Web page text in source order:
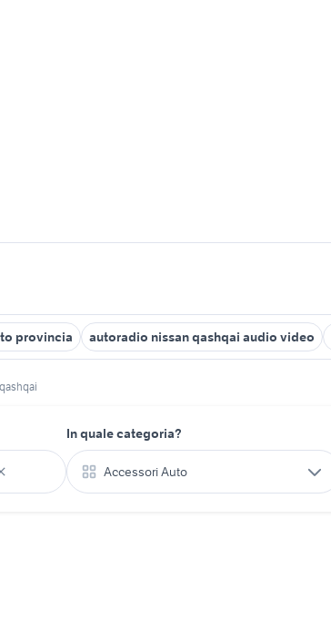
provincia autoradio nissan qashqai audio video
In quale categoria?
Accessori Auto